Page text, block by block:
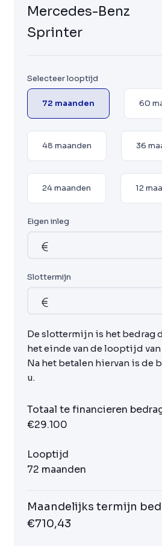
Mercedes-Benz
Sprinter
Selecteer looptijd
72 maanden 60
48 maanden 36
24 maanden 12
Eigen inleg
Slottermijn
De slottermijn is het bedrag
het einde van de looptijd
Na het betalen hiervan is de
u.
Totaal te financieren
€29.100
Looptijd
72 maanden
Maandelijks termijn
€710,43